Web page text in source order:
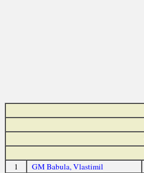
1 GM Babula, Vlastimil